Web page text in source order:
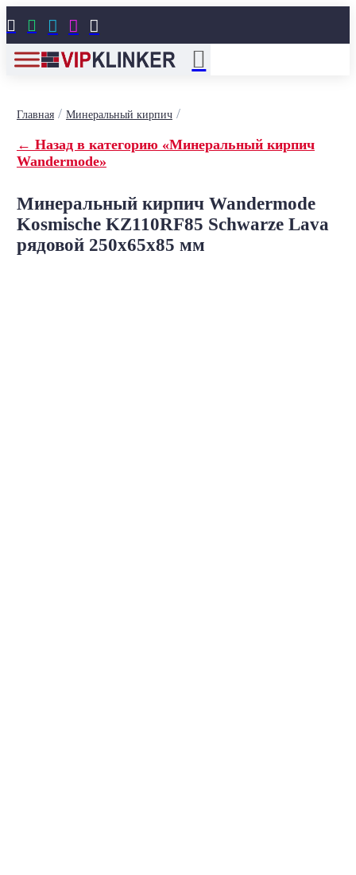
    
Главная/ Минеральный кирпич/
← Назад в категорию «Минеральный кирпич
Wandermode»
Минеральный кирпич Wandermode
Kosmische KZ110RF85 Schwarze Lava
рядовой 250x65x85 мм